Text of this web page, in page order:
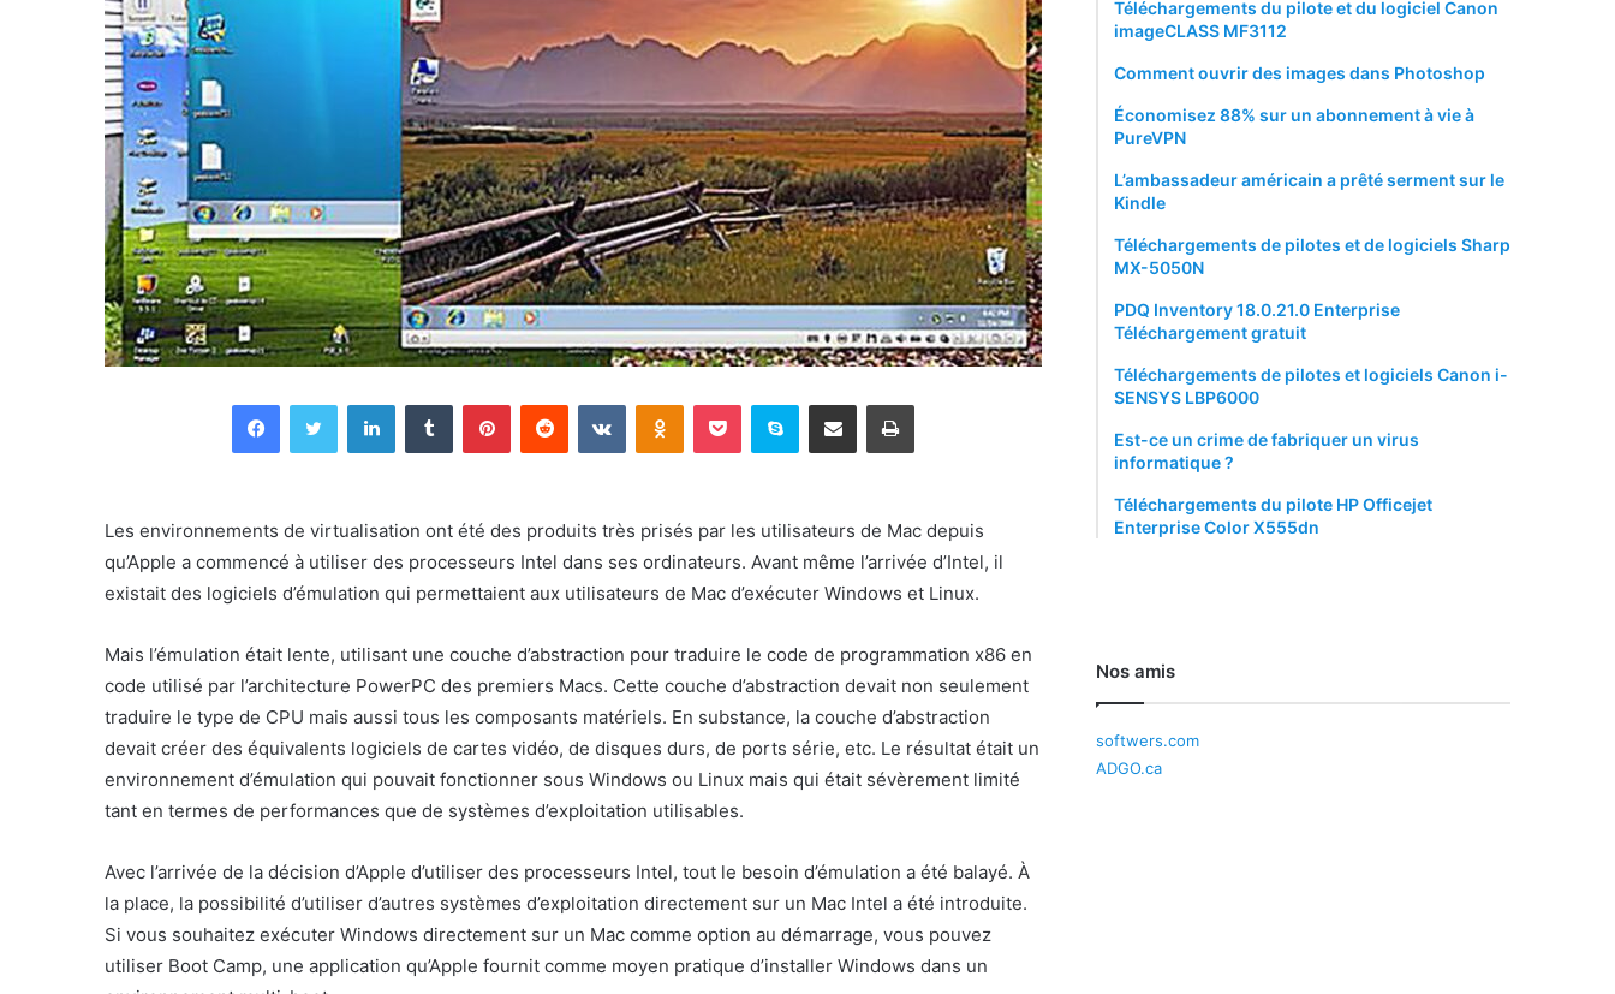
FacebookTwitter LinkedinTumblr PinterestReddit VKontakteOdnoklassniki
Pocket Skype Partager par email Imprimer
Les environnements de virtualisation ont été des produits très prisés par les utilisateurs de Mac depuis
qu’Apple a commencé à utiliser des processeurs Intel dans ses ordinateurs. Avant même l’arrivée d’Intel, il
existait des logiciels d’émulation qui permettaient aux utilisateurs de Mac d’exécuter Windows et Linux.
Mais l’émulation était lente, utilisant une couche d’abstraction pour traduire le code de programmation x86 en
code utilisé par l’architecture PowerPC des premiers Macs. Cette couche d’abstraction devait non seulement
traduire le type de CPU mais aussi tous les composants matériels. En substance, la couche d’abstraction
devait créer des équivalents logiciels de cartes vidéo, de disques durs, de ports série, etc. Le résultat était un
environnement d’émulation qui pouvait fonctionner sous Windows ou Linux mais qui était sévèrement limité
tant en termes de performances que de systèmes d’exploitation utilisables.
Avec l’arrivée de la décision d’Apple d’utiliser des processeurs Intel, tout le besoin d’émulation a été balayé. À
la place, la possibilité d’utiliser d’autres systèmes d’exploitation directement sur un Mac Intel a été introduite.
Si vous souhaitez exécuter Windows directement sur un Mac comme option au démarrage, vous pouvez
utiliser Boot Camp, une application qu’Apple fournit comme moyen pratique d’installer Windows dans un
Téléchargements du pilote et du logiciel Canon
imageCLASS MF3112
Comment ouvrir des images dans Photoshop
Économisez 88% sur un abonnement à vie à
PureVPN
L’ambassadeur américain a prêté serment sur le
Kindle
Téléchargements de pilotes et de logiciels Sharp
MX-5050N
PDQ Inventory 18.0.21.0 Enterprise
Téléchargement gratuit
Téléchargements de pilotes et logiciels Canon i-
SENSYS LBP6000
Est-ce un crime de fabriquer un virus
informatique ?
Téléchargements du pilote HP Officejet
Enterprise Color X555dn
Nos amis
softwers.com
ADGO.ca